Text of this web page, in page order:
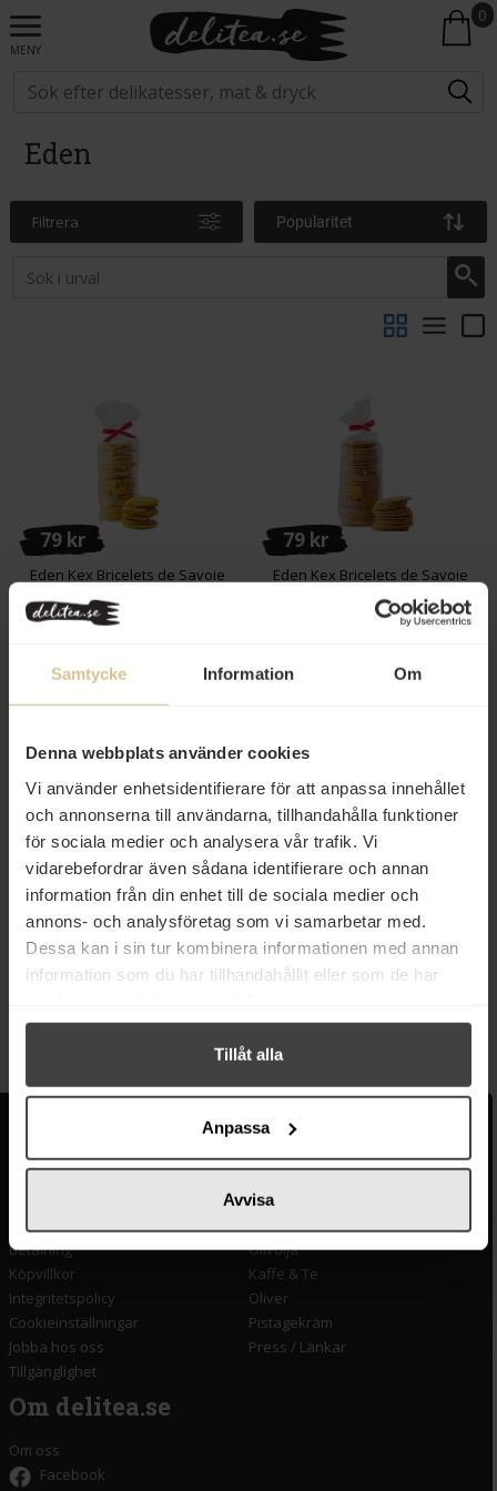
Samtycke Information Om
Denna webbplats använder cookies
Vi använder enhetsidentifierare för att anpassa innehållet
och annonserna till användarna, tillhandahålla funktioner
för sociala medier och analysera vår trafik. Vi
vidarebefordrar även sådana identifierare och annan
information från din enhet till de sociala medier och
annons- och analysföretag som vi samarbetar med.
Dessa kan i sin tur kombinera informationen med annan
information som du har tillhandahållit eller som de har
Tillåt alla
Anpassa
Avvisa
MENY
0
Eden
Filtrera Popularitet
79 kr
Eden Kex Bricelets de Savoie
79 kr
Eden Kex Bricelets de Savoie
Beaufort 100g
79 kr
Eden Kex Bricelets de Savoie
Hallon 100g
Köp
Kontakta oss
Frakt och leverans
Betalning
Köpvillkor
Integritetspolicy
Cookieinställningar
Jobba hos oss
Tillgänglighet
Populära länkar
Monin
Lyxkonserver
Pasta
Olivolja
Kaffe & Te
Oliver
Pistagekräm
Press / Länkar
Om delitea.se
Om oss
Facebook